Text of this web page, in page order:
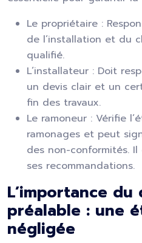
Le propriétaire :
de l’installation et du
qualifié.
L’installateur : Doit
un devis clair et un
fin des travaux.
Le ramoneur : Vérifie
ramonages et peut
des non-conformités.
ses recommandations.
L’importance
préalable : une
négligée